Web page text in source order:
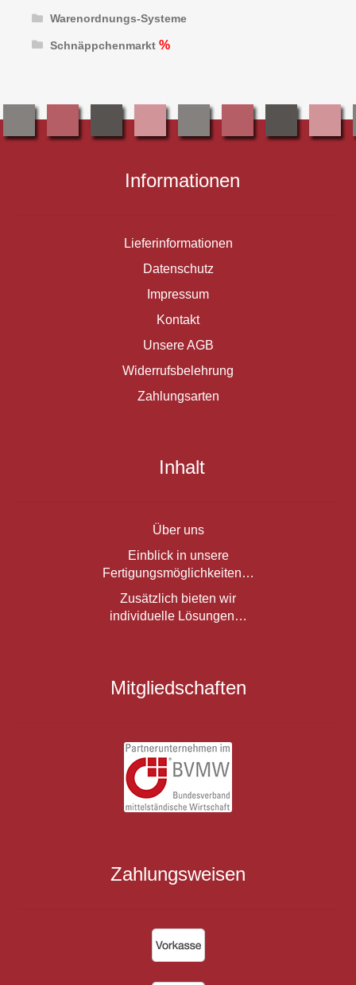
Warenordnungs-Systeme
Schnäppchenmarkt
Informationen
Lieferinformationen
Datenschutz
Impressum
Kontakt
Unsere AGB
Widerrufsbelehrung
Zahlungsarten
Inhalt
Über uns
Einblick in unsere
Fertigungsmöglichkeiten…
Zusätzlich bieten wir
individuelle Lösungen…
Mitgliedschaften
Zahlungsweisen